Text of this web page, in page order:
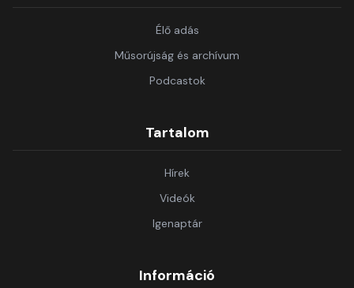
Élő adás
Műsorújság és archívum
Podcastok
Tartalom
Hírek
Videók
Igenaptár
Információ